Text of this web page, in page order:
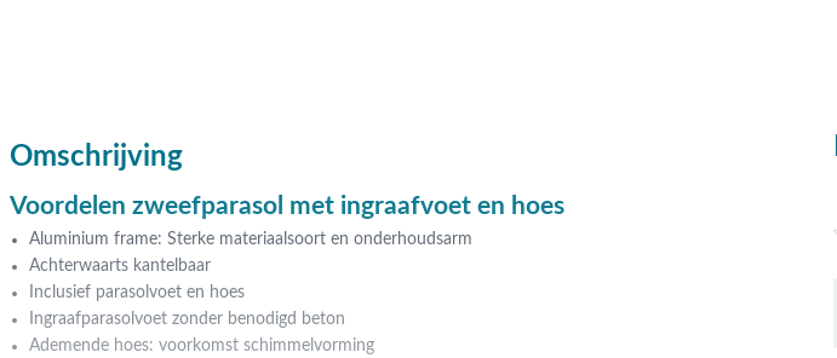
Omschrijving
Voordelen zweefparasol met ingraafvoet en hoes
Aluminium frame: Sterke materiaalsoort en onderhoudsarm
Achterwaarts kantelbaar
Inclusief parasolvoet en hoes
Ingraafparasolvoet zonder benodigd beton
Ademende hoes: voorkomst schimmelvorming